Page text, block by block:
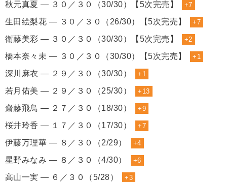
秋元真夏 ― ３０／３０（30/30）【5次完売】 +7
生田絵梨花 ― ３０／３０（26/30）【5次完売】 +7
衛藤美彩 ― ３０／３０（30/30）【5次完売】 +2
橋本奈々未 ― ３０／３０（30/30）【5次完売】 +1
深川麻衣 ― ２９／３０（30/30） +1
若月佑美 ― ２９／３０（25/30） +13
齋藤飛鳥 ― ２７／３０（18/30） +9
桜井玲香 ― １７／３０（17/30） +7
伊藤万理華 ― ８／３０（2/29） +4
星野みなみ ― ８／３０（4/30） +6
高山一実 ― ６／３０（5/28） +3